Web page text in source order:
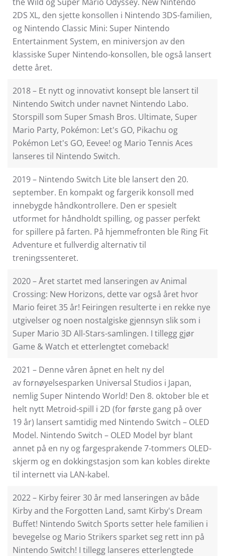
2DS XL, den sjette konsollen i Nintendo 3DS-familien,
og Nintendo Classic Mini: Super Nintendo
Entertainment System, en miniversjon av den
klassiske Super Nintendo-konsollen, ble også lansert
dette året.
2018 – Et nytt og innovativt konsept ble lansert til
Nintendo Switch under navnet Nintendo Labo.
Storspill som Super Smash Bros. Ultimate, Super
Mario Party, Pokémon: Let's GO, Pikachu og
Pokémon Let's GO, Eevee! og Mario Tennis Aces
lanseres til Nintendo Switch.
2019 – Nintendo Switch Lite ble lansert den 20.
september. En kompakt og fargerik konsoll med
innebygde håndkontrollere. Den er spesielt
utformet for håndholdt spilling, og passer perfekt
for spillere på farten. På hjemmefronten ble Ring Fit
Adventure et fullverdig alternativ til
treningssenteret.
2020 – Året startet med lanseringen av Animal
Crossing: New Horizons, dette var også året hvor
Mario feiret 35 år! Feiringen resulterte i en rekke nye
utgivelser og noen nostalgiske gjennsyn slik som i
Super Mario 3D All-Stars-samlingen. I tillegg gjør
Game & Watch et etterlengtet comeback!
2021 – Denne våren åpnet en helt ny del
av fornøyelsesparken Universal Studios i Japan,
nemlig Super Nintendo World! Den 8. oktober ble et
helt nytt Metroid-spill i 2D (for første gang på over
19 år) lansert samtidig med Nintendo Switch – OLED
Model. Nintendo Switch – OLED Model byr blant
annet på en ny og fargesprakende 7-tommers OLED-
skjerm og en dokkingstasjon som kan kobles direkte
til internett via LAN-kabel.
2022 – Kirby feirer 30 år med lanseringen av både
Kirby and the Forgotten Land, samt Kirby's Dream
Buffet! Nintendo Switch Sports setter hele familien i
bevegelse og Mario Strikers sparket seg rett inn på
Nintendo Switch! I tillegg lanseres etterlengtede